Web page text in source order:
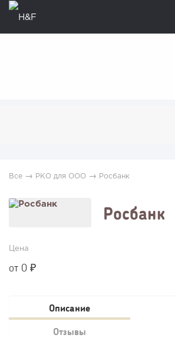
Все → РКО для ООО → Росбанк
Росбанк
Цена
от 0 ₽
Описание
Отзывы